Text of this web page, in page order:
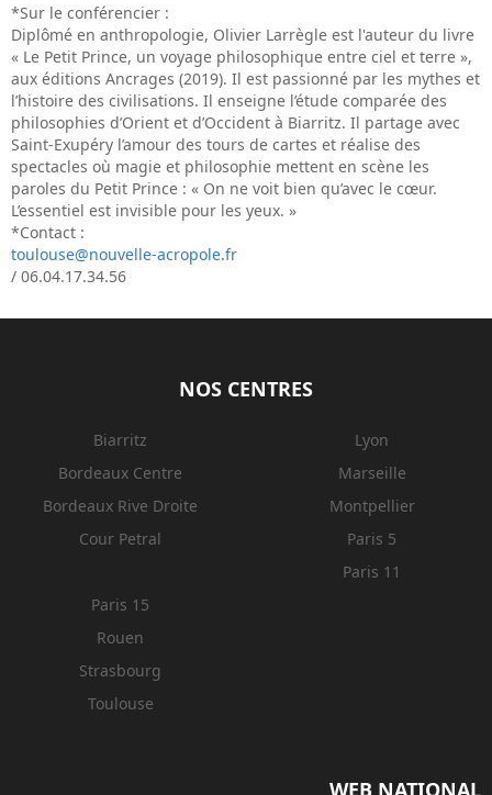
*Sur le conférencier :
Diplômé en anthropologie, Olivier Larrègle est l'auteur du livre
« Le Petit Prince, un voyage philosophique entre ciel et terre »,
aux éditions Ancrages (2019). Il est passionné par les mythes et
l’histoire des civilisations. Il enseigne l’étude comparée des
philosophies d’Orient et d’Occident à Biarritz. Il partage avec
Saint-Exupéry l’amour des tours de cartes et réalise des
spectacles où magie et philosophie mettent en scène les
paroles du Petit Prince : « On ne voit bien qu’avec le cœur.
L’essentiel est invisible pour les yeux. »
*Contact :
toulouse@nouvelle-acropole.fr
/ 06.04.17.34.56
NOS CENTRES
Biarritz
Bordeaux Centre
Bordeaux Rive Droite
Cour Petral
Lyon
Marseille
Montpellier
Paris 5
Paris 11
Paris 15
Rouen
Strasbourg
Toulouse
WEB NATIONAL